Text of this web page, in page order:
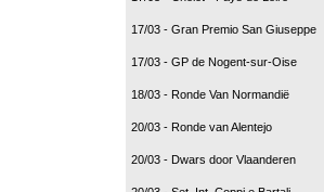
17/03 - Gran Premio San Giuseppe
17/03 - GP de Nogent-sur-Oise
18/03 - Ronde Van Normandië
20/03 - Ronde van Alentejo
20/03 - Dwars door Vlaanderen